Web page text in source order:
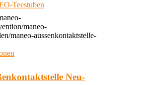
Teestuben
maneo-
maneo-aussenkontaktstelle-
Neu-